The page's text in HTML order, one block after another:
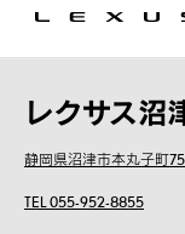
レクサス沼
静岡県沼津市本丸子町
TEL 055-952-8855